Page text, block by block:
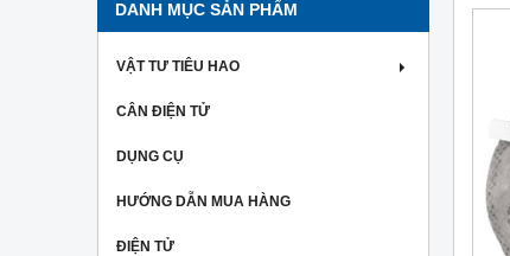
DANH MỤC SẢN PHẨM
VẬT TƯ TIÊU HAO
CÂN ĐIỆN TỬ
DỤNG CỤ
HƯỚNG DẪN MUA HÀNG
ĐIỆN TỬ